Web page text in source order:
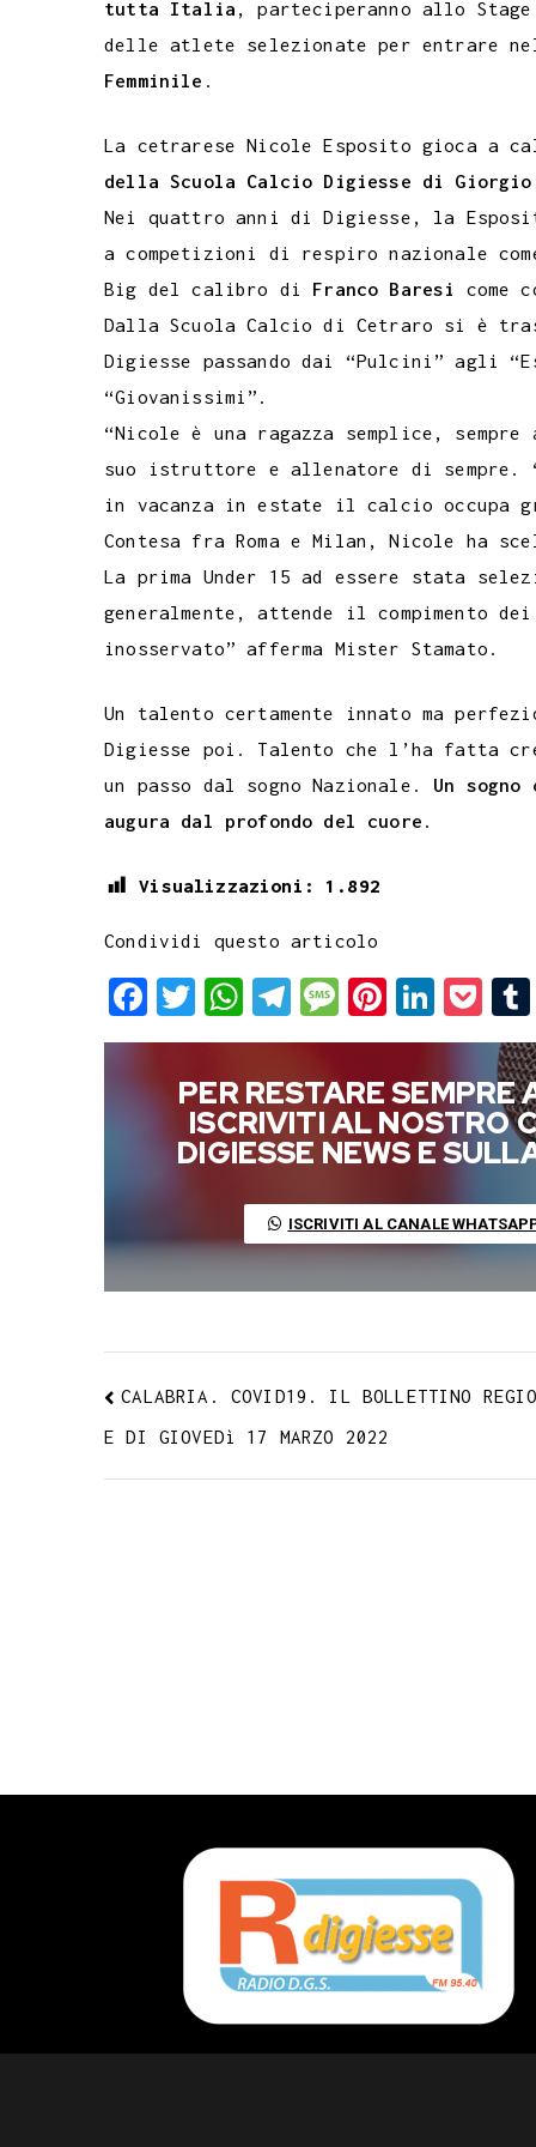
tutta Italia , parteciperanno allo
delle atlete selezionate per entrare
Femminile .
La cetrarese Nicole Esposito gioca a
della Scuola Calcio Digiesse di Giorgio
Nei quattro anni di Digiesse, la
a competizioni di respiro nazionale
Big del calibro di Franco Baresi
come
Dalla Scuola Calcio di Cetraro si è
Digiesse passando dai “Pulcini” agli
“Giovanissimi”.
“Nicole è una ragazza semplice,
suo istruttore e allenatore di sempre.
in vacanza in estate il calcio occupa
Contesa fra Roma e Milan, Nicole ha
La prima Under 15 ad essere stata
generalmente, attende il compimento
inosservato” afferma Mister Stamato.
Un talento certamente innato ma
Digiesse poi. Talento che l’ha fatta
un passo dal sogno Nazionale. Un
augura dal profondo del
cuore .
Visualizzazioni: 1.892
Condividi questo articolo
F
a
e
b
k
T
w
i
t
t
W
h
a
t
s
p
T
e
l
e
g
a
m
M
e
s
s
a
e
P
i
n
t
e
e
s
t
L
i
n
k
e
I
n
o
c
k
e
PER RESTARE
ISCRIVITI AL NOSTRO
DIGIESSE NEWS E
ISCRIVITI AL CANALE
CALABRIA. COVID19. IL BOLLETTINO
E DI GIOVEDì 17 MARZO 2022